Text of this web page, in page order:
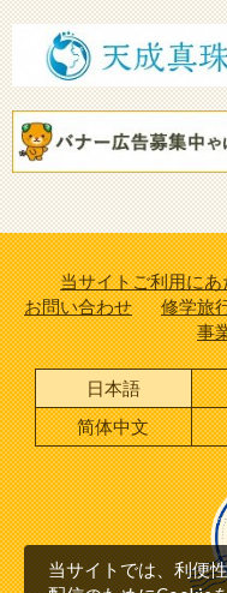
当サイトご利用に
お問い合わせ
修学旅
事
日本語
简体中文
当サイトでは、利便